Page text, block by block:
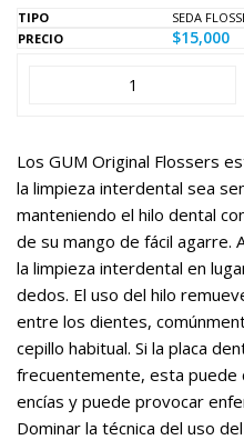
SEDA
$15,000
Los GUM Original Flossers
la limpieza interdental sea
manteniendo el hilo dental
de su mango de fácil agarre.
la limpieza interdental en
dedos. El uso del hilo
entre los dientes,
cepillo habitual. Si la placa
frecuentemente, esta puede
encías y puede provocar
Dominar la técnica del uso